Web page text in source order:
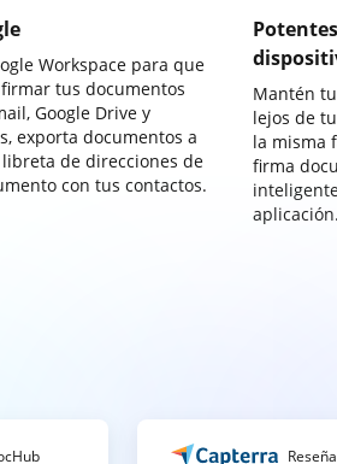
Workspace para que
tus documentos
Google Drive y
exporta documentos a
de direcciones de
con tus contactos.
Mantén
lejos de
la misma
firma
aplicación.